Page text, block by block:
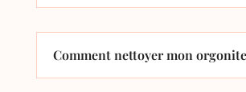
Comment nettoyer mon